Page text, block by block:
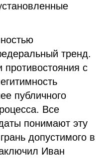
тренд.
с
публичного
Все
понимают эту
допустимого в
Иван